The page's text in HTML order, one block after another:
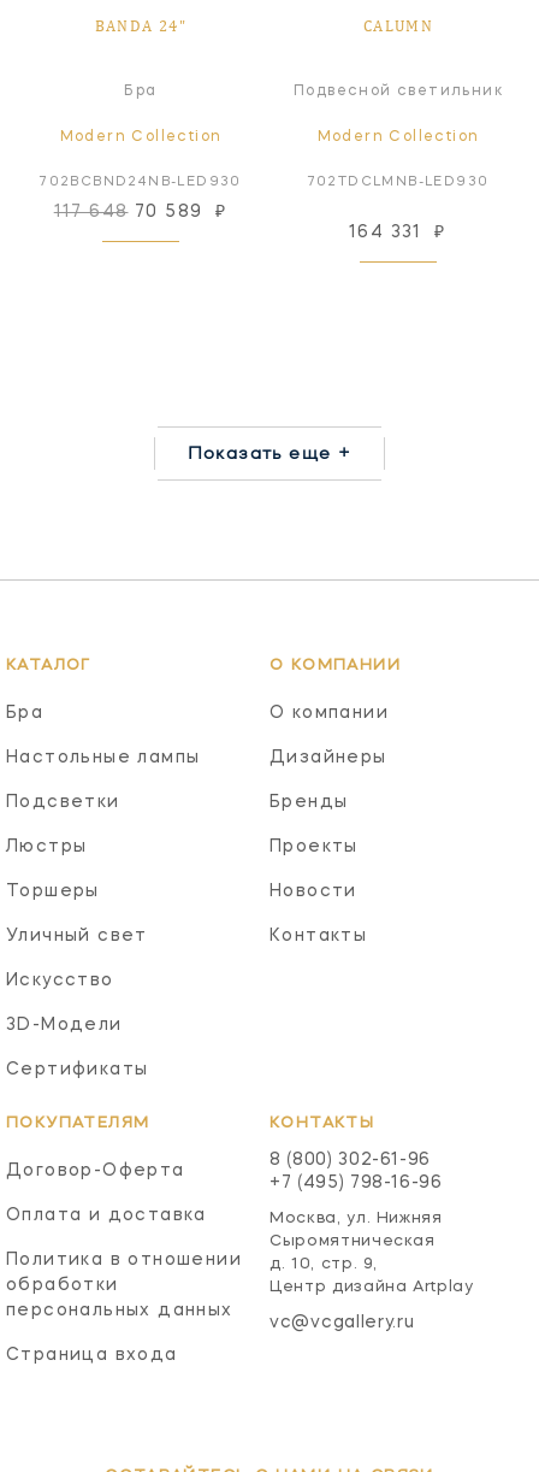
BANDA 24"
Бра
Modern Collection
702BCBND24NB-LED930
117 64870 589 ₽
CALUMN
Подвесной светильник
Modern Collection
702TDCLMNB-LED930
164 331 ₽
Показать еще +
КАТАЛОГ
Бра
Настольные лампы
Подсветки
Люстры
Торшеры
Уличный свет
Искусство
3D-Модели
Сертификаты
О КОМПАНИИ
О компании
Дизайнеры
Бренды
Проекты
Новости
Контакты
ПОКУПАТЕЛЯМ
Договор-Оферта
Оплата и доставка
Политика в отношении
обработки
персональных данных
Страница входа
КОНТАКТЫ
8 (800) 302-61-96
+7 (495) 798-16-96
Москва, ул. Нижняя
Сыромятническая
д. 10, стр. 9,
Центр дизайна Artplay
vc@vcgallery.ru